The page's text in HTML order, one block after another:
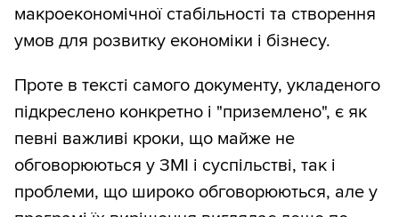
макроекономічної стабільності та створення
умов для розвитку економіки і бізнесу.
Проте в тексті самого документу, укладеного
підкреслено конкретно і "приземлено", є як
певні важливі кроки, що майже не
обговорюються у ЗМІ і суспільстві, так і
проблеми, що широко обговорюються, але у